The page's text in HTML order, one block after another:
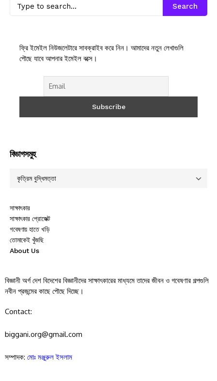
Search
ফ্রি ইমেইল নিউজলেটারে সাবক্রাইব করে নিন। আমাদের নতুন লেখাগুলি
পৌছে যাবে আপনার ইমেইল বক্সে।
বিভাগসমুহ
সাক্ষাৎকার
সাক্ষাৎকার প্রোজেক্ট
গবেষণায় হাতে খড়ি
তোমাকেই খুঁজছি
About Us
বিজ্ঞানী অর্গ দেশ বিদেশের বিজ্ঞানীদের সাক্ষাৎকারের মাধ্যমে তাদের জীবন ও গবেষণার গল্পগুলি
নবীন প্রজন্মের কাছে পৌছে দিচ্ছে।
Contact:
biggani.org@gmail.com
সম্পাদক: মোঃ মঞ্জুরুল ইসলাম